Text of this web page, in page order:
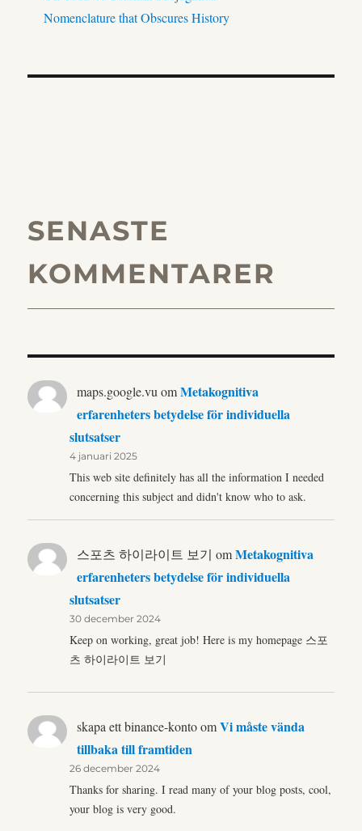
Nomenclature that Obscures History
SENASTE
KOMMENTARER
maps.google.vu omMetakognitiva
erfarenheters betydelse för individuella
slutsatser
4 januari 2025
This web site definitely has all the information I needed
concerning this subject and didn't know who to ask.
스포츠 하이라이트 보기 omMetakognitiva
erfarenheters betydelse för individuella
slutsatser
30 december 2024
Keep on working, great job! Here is my homepage 스포
츠 하이라이트 보기
skapa ett binance-kontoomVi måste vända
tillbaka till framtiden
26 december 2024
Thanks for sharing. I read many of your blog posts, cool,
your blog is very good.